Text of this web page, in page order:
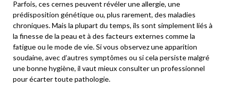
Parfois, ces cernes peuvent révéler une allergie, une
prédisposition génétique ou, plus rarement, des maladies
chroniques. Mais la plupart du temps, ils sont simplement liés à
la finesse de la peau et à des facteurs externes comme la
fatigue ou le mode de vie. Si vous observez une apparition
soudaine, avec d’autres symptômes ou si cela persiste malgré
une bonne hygiène, il vaut mieux consulter un professionnel
pour écarter toute pathologie.